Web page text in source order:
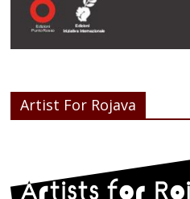
Artist For Rojava